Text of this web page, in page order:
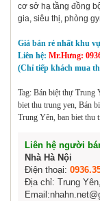
cơ sở hạ tầng đồng
gia, siêu thị, phòng
Giá bán rẻ nhất khu
Liên hệ: Mr.Hưng:
(Chỉ tiếp khách mua
Tag: Bán biệt thự Trung
biet thu trung yen, Bán
Trung Yên, ban biet thu
Liên hệ người
Nhà Hà Nội
Điện thoại:
Địa chỉ: Trung